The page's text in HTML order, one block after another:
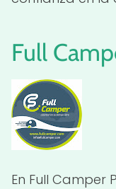
Full
En Full